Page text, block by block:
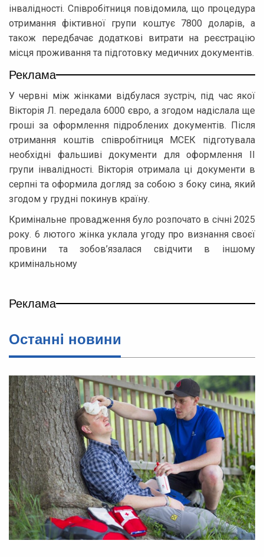
інвалідності. Співробітниця повідомила, що процедура
отримання фіктивної групи коштує 7800 доларів, а
також передбачає додаткові витрати на реєстрацію
місця проживання та підготовку медичних документів.
Реклама
У червні між жінками відбулася зустріч, під час якої
Вікторія Л. передала 6000 євро, а згодом надіслала ще
гроші за оформлення підроблених документів. Після
отримання коштів співробітниця МСЕК підготувала
необхідні фальшиві документи для оформлення II
групи інвалідності. Вікторія отримала ці документи в
серпні та оформила догляд за собою з боку сина, який
згодом у грудні покинув країну.
Кримінальне провадження було розпочато в січні 2025
року. 6 лютого жінка уклала угоду про визнання своєї
провини та зобов’язалася свідчити в іншому
кримінальному
Реклама
Останнi новини